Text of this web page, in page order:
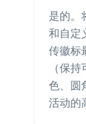
是的。
和自定
传徽标
（保
色、圆
活动的